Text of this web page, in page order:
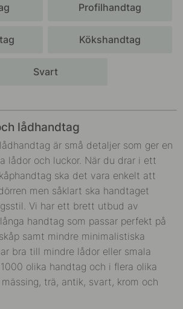
Profilhandtag
Kökshandtag
Svart
lådhandtag
är små detaljer som ger en
lådor och luckor. När du drar i ett
ska det vara enkelt att
men såklart ska handtaget
Vi har ett brett utbud av
handtag som passar perfekt på
samt mindre minimalistiska
bra till mindre lådor eller smala
olika handtag och i flera olika
trä, antik, svart, krom och